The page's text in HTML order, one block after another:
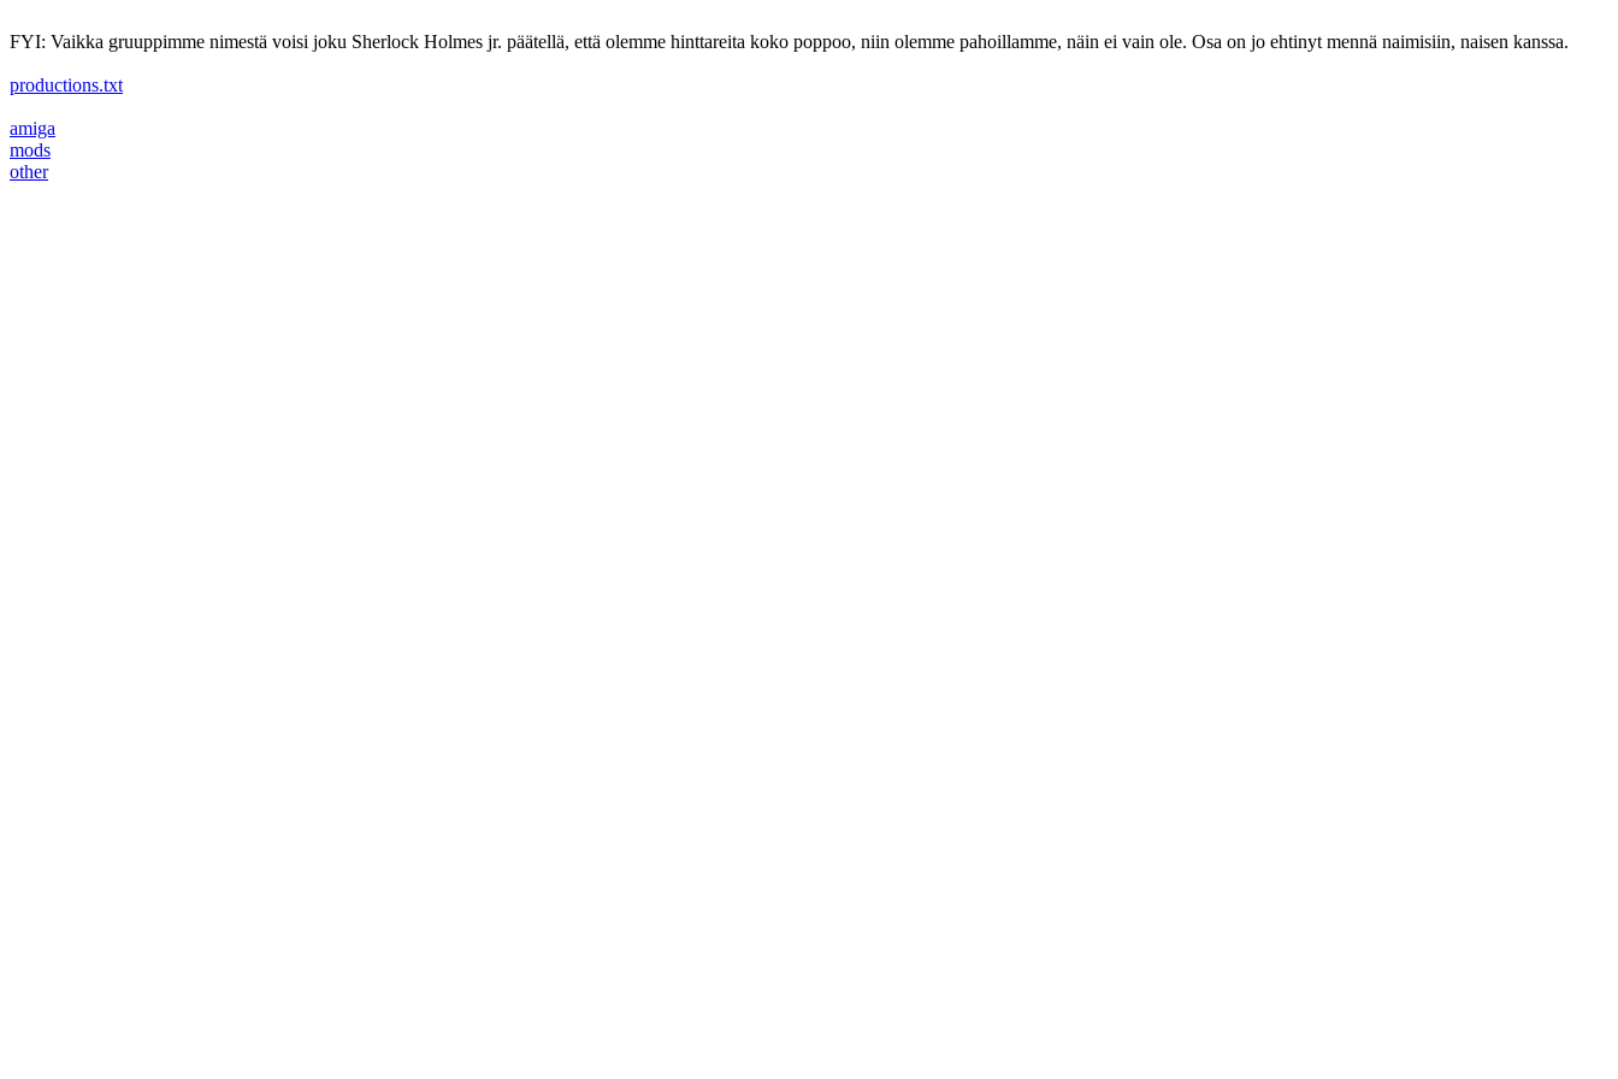
FYI: Vaikka gruuppimme nimestä voisi joku Sherlock Holmes jr. päätellä, että olemme hinttareita koko poppoo, niin olemme pahoillamme, näin ei vain ole. Osa on jo ehtinyt mennä naimisiin, naisen kanssa.
productions.txt
amiga
mods
other